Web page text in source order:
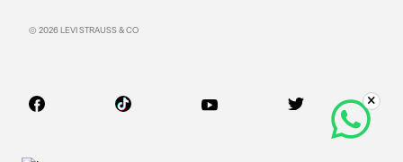
© 2026 LEVI STRAUSS & CO